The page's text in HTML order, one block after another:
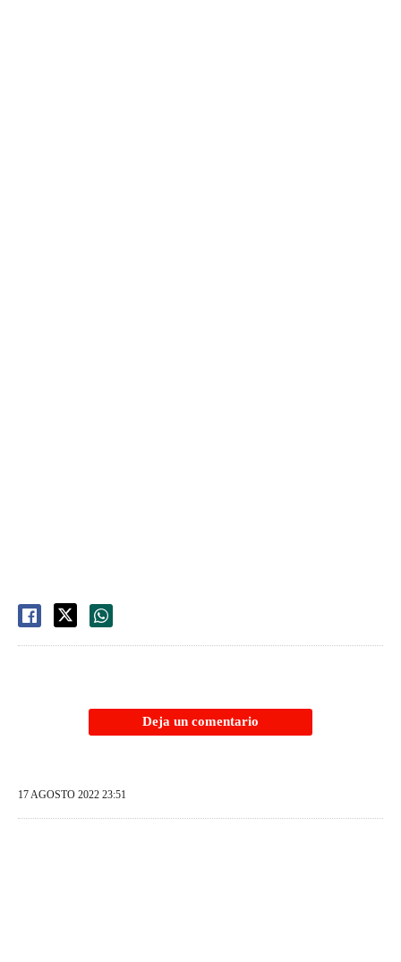
Deja un comentario
17 AGOSTO 2022 23:51